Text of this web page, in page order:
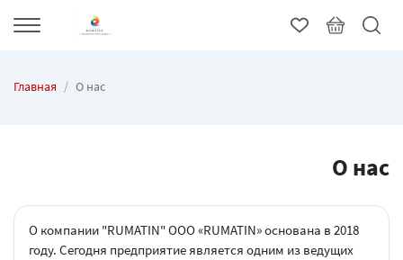
Главная О нас
О нас
О компании "RUMATIN" ООО «RUMATIN» основана в 2018
году. Сегодня предприятие является одним из ведущих